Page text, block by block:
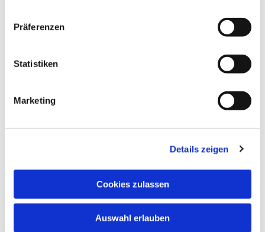
Präferenzen
Statistiken
Marketing
Details zeigen
Cookies zulassen
Auswahl erlauben